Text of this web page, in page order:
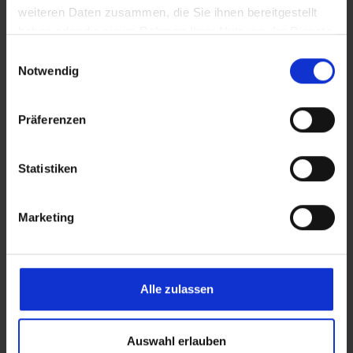
weiteren Daten zusammen, die Sie ihnen bereitgestellt
haben oder die sie im Rahmen Ihrer Nutzung der Dienste
Notwendig
Präferenzen
Statistiken
Marketing
Alle zulassen
Auswahl erlauben
Grandes empresas: Para infraestructuras
Desarrollo de software:
basadas en contenedores
Procesador
512 MB (2 GB para Desktop
Espacio en disco duro:
32 GB de espacio